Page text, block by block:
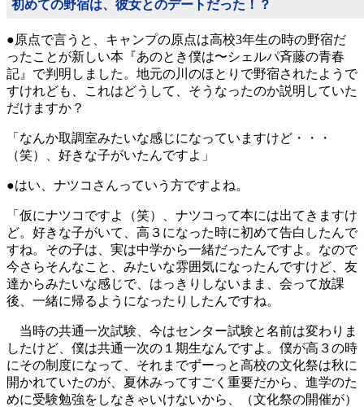
初めての野宿は、彼女とのデートだった！？
●原点で言うと、キャンプの原点は高校3年生の時の野宿だ
ったことが新しい本『あのとき僕は〜シェルパ斉藤の青春
記』で判明しました。地元の川のほとりで野宿されたようで
すけれども、これはどうして、そうなったのか説明していた
だけますか？
「なんか取調室みたいな感じになっていますけど・・・
（笑）、好きな子がいたんですよ」
●はい、ナツコさんっていう方ですよね。
「仮にナツコですよ（笑）、ナツコって本には出てきますけ
ど。好きな子がいて、高３になった時に初めて告白したんで
すね。その子は、実は中学から一緒だったんですよ。なので
今さらそんなこと、みたいな雰囲気になったんですけど、友
達からみたいな感じで、はっきりしないまま、会って放課
後、一緒に帰るようになったりしたんですね。
当時の共通一次試験、今はセンター試験と名前は変わりま
したけど、僕は共通一次の１期生なんですよ。僕が高３の時
にその制度になって、それまでずーっと高校の文化祭は秋に
開かれていたのが、夏休みってすごく重要だから、進学のた
めに受験勉強をしなきゃいけないから、（文化祭の開催が）